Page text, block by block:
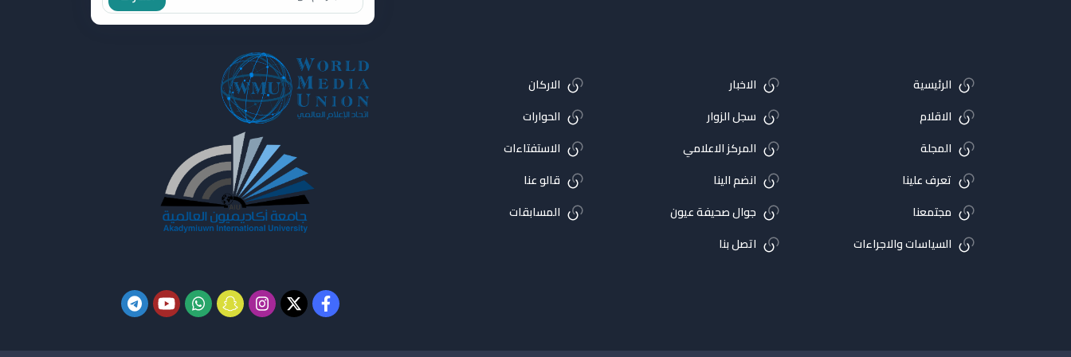
الرئيسية الاخبار
الاركان
الاقلام
سجل الزوار
الحوارات
المجلة
المركز الاعلامي
الاستفتاءات
تعرف علينا
انضم الينا
قالو عنا
مجتمعنا
جوال صحيفة عيون
المسابقات
السياسات والاجراءات
اتصل بنا